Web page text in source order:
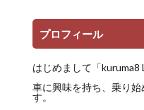
プロフィール
はじめまして「kuruma8
車に興味を持ち、乗り
す。